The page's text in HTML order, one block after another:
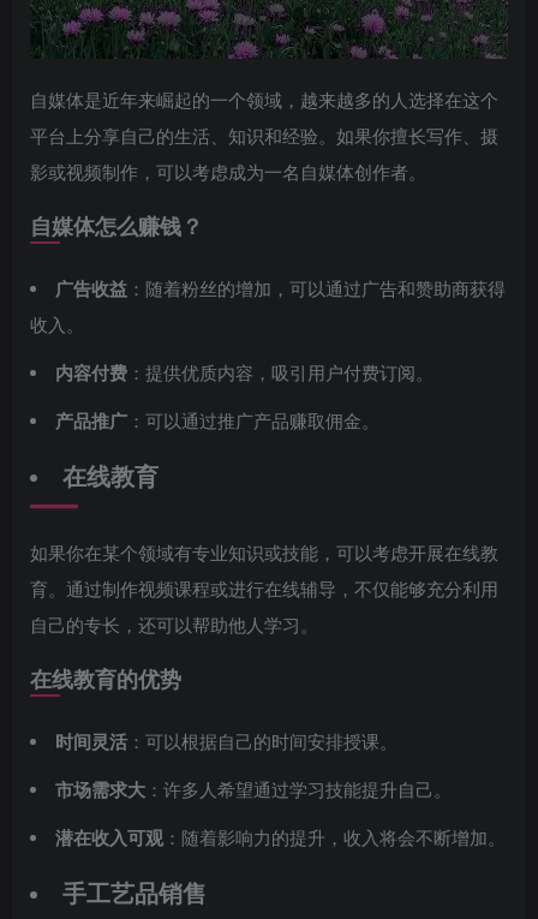
自媒体是近年来崛起的一个领域，越来越多的人选择在这个
平台上分享自己的生活、知识和经验。如果你擅长写作、摄
影或视频制作，可以考虑成为一名自媒体创作者。
自媒体怎么赚钱？
广告收益 ：随着粉丝的增加，可以通过广告和赞助商获得
收入。
内容付费 ：提供优质内容，吸引用户付费订阅。
产品推广 ：可以通过推广产品赚取佣金。
在线教育
如果你在某个领域有专业知识或技能，可以考虑开展在线教
育。通过制作视频课程或进行在线辅导，不仅能够充分利用
自己的专长，还可以帮助他人学习。
在线教育的优势
时间灵活 ：可以根据自己的时间安排授课。
市场需求大 ：许多人希望通过学习技能提升自己。
潜在收入可观 ：随着影响力的提升，收入将会不断增加。
手工艺品销售